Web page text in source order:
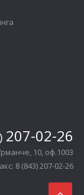
207-02-26
10, оф.1003
8 (843) 207-02-26